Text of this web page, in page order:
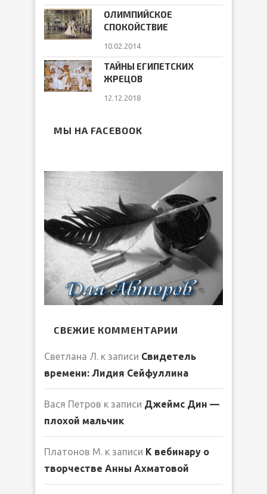
ОЛИМПИЙСКОЕ
СПОКОЙСТВИЕ
10.02.2014
ТАЙНЫ ЕГИПЕТСКИХ
ЖРЕЦОВ
12.12.2018
МЫ НА FACEBOOK
СВЕЖИЕ КОММЕНТАРИИ
Светлана Л. к записи Свидетель
времени: Лидия Сейфуллина
Вася Петров к записи Джеймс Дин —
плохой мальчик
Платонов М. к записи К вебинару о
творчестве Анны Ахматовой